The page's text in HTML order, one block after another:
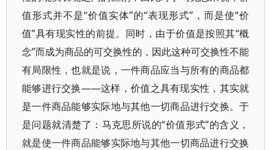
值形式并不是“价值实体”的“表现形式”，而是使“价
值”具有现实性的前提。同时，由于价值是按照其“概
念”而成为商品的可交换性的，因此这种可交换性不能
有局限性，也就是说，一件商品应当与所有的商品都
能够进行交换——这样，价值之具有现实性，其实就
是一件商品能够实际地与其他一切商品进行交换。于
是问题就清楚了：马克思所说的“价值形式”的含义，
就是使一件商品能够实际地与其他一切商品进行交换